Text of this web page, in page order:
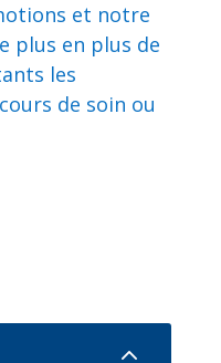
et notre
plus en plus de
les
de soin ou
2